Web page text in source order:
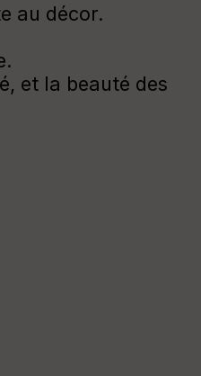
au décor.
et la beauté des